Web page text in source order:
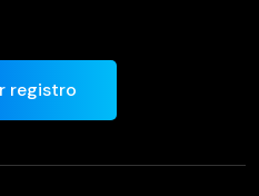
registro